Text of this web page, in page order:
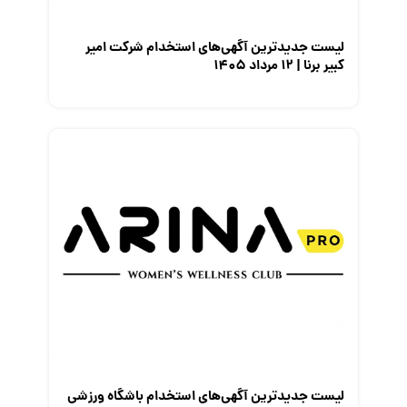
لیست جدیدترین آگهی‌های استخدام شرکت امیر
کبیر برنا | ۱۲ مرداد ۱۴۰۵
لیست جدیدترین آگهی‌های استخدام باشگاه ورزشی